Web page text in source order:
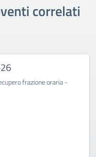
correlati
frazione oraria -